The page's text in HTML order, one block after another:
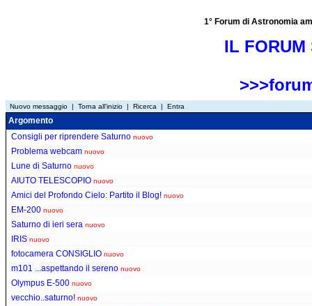
1° Forum di Astronomia
IL FORUM
Nuovo messaggio | Torna all'inizio | Ricerca | Entra
Argomento
Consigli per riprendere Saturno nuovo
Problema webcam nuovo
Lune di Saturno nuovo
AIUTO TELESCOPIO nuovo
Amici del Profondo Cielo: Partito il Blog! nuovo
EM-200 nuovo
Saturno di ieri sera nuovo
IRIS nuovo
fotocamera CONSIGLIO nuovo
m101 ...aspettando il sereno nuovo
Olympus E-500 nuovo
vecchio..saturno! nuovo